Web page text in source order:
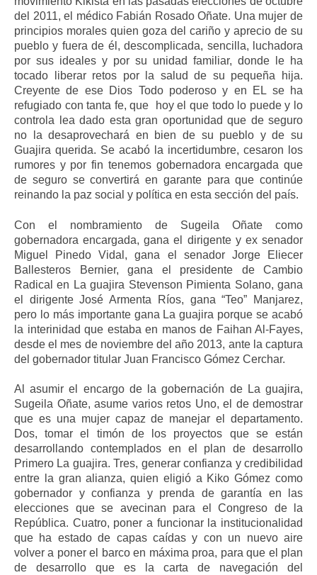
del 2011, el médico Fabián Rosado Oñate. Una mujer de
principios morales quien goza del cariño y aprecio de su
pueblo y fuera de él, descomplicada, sencilla, luchadora
por sus ideales y por su unidad familiar, donde le ha
tocado liberar retos por la salud de su pequeña hija.
Creyente de ese Dios Todo poderoso y en EL se ha
refugiado con tanta fe, que hoy el que todo lo puede y lo
controla lea dado esta gran oportunidad que de seguro
no la desaprovechará en bien de su pueblo y de su
Guajira querida. Se acabó la incertidumbre, cesaron los
rumores y por fin tenemos gobernadora encargada que
de seguro se convertirá en garante para que continúe
reinando la paz social y política en esta sección del país.
Con el nombramiento de Sugeila Oñate como
gobernadora encargada, gana el dirigente y ex senador
Miguel Pinedo Vidal, gana el senador Jorge Eliecer
Ballesteros Bernier, gana el presidente de Cambio
Radical en La guajira Stevenson Pimienta Solano, gana
el dirigente José Armenta Ríos, gana “Teo” Manjarez,
pero lo más importante gana La guajira porque se acabó
la interinidad que estaba en manos de Faihan Al-Fayes,
desde el mes de noviembre del año 2013, ante la captura
del gobernador titular Juan Francisco Gómez Cerchar.
Al asumir el encargo de la gobernación de La guajira,
Sugeila Oñate, asume varios retos Uno, el de demostrar
que es una mujer capaz de manejar el departamento.
Dos, tomar el timón de los proyectos que se están
desarrollando contemplados en el plan de desarrollo
Primero La guajira. Tres, generar confianza y credibilidad
entre la gran alianza, quien eligió a Kiko Gómez como
gobernador y confianza y prenda de garantía en las
elecciones que se avecinan para el Congreso de la
República. Cuatro, poner a funcionar la institucionalidad
que ha estado de capas caídas y con un nuevo aire
volver a poner el barco en máxima proa, para que el plan
de desarrollo que es la carta de navegación del